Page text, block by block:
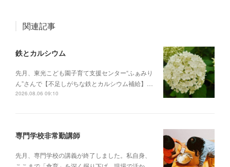
関連記事
鉄とカルシウム
先月、東光こども園子育て支援センター“ふぁみり
ん”さんで【不足しがちな鉄とカルシウム補給】…
2026.08.06 09:10
専門学校非常勤講師
先月、専門学校の講義が終了しました。私自身、